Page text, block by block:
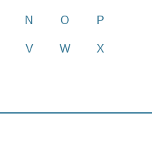
N O P
V W X